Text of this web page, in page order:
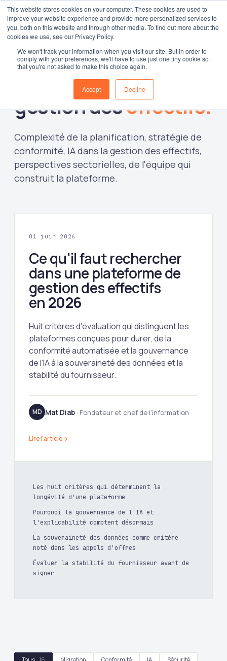
This website stores cookies on your computer. These cookies are used to
improve your website experience and provide more personalized services to
you, both on this website and through other media. To find out more about the
cookies we use, see our Privacy Policy.
We won't track your information when you visit our site. But in order to
comply with your preferences, we'll have to use just one tiny cookie so
that you're not asked to make this choice again.
Accept Decline
Connexion
Perspectives sur la
gestion deseffectifs.
Complexité de la planification, stratégie de
conformité, IA dans la gestion des effectifs,
perspectives sectorielles, de l'équipe qui
construit la plateforme.
01 juin 2026
Ce qu'il faut rechercher
dans une plateforme de
gestion des effectifs
en 2026
Huit critères d'évaluation qui distinguent les
plateformes conçues pour durer, de la
conformité automatisée et la gouvernance
de l'IA à la souveraineté des données et la
stabilité du fournisseur.
MD Mat Diab · Fondateur et chef de l'information
Lire l'article→
Les huit critères qui déterminent la
longévité d'une plateforme
Pourquoi la gouvernance de l'IA et
l'explicabilité comptent désormais
La souveraineté des données comme critère
noté dans les appels d'offres
Évaluer la stabilité du fournisseur avant de
signer